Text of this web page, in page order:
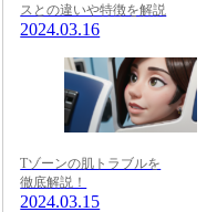
スとの違いや特徴を解説
2024.03.16
Tゾーンの肌トラブルを
徹底解説！
2024.03.15